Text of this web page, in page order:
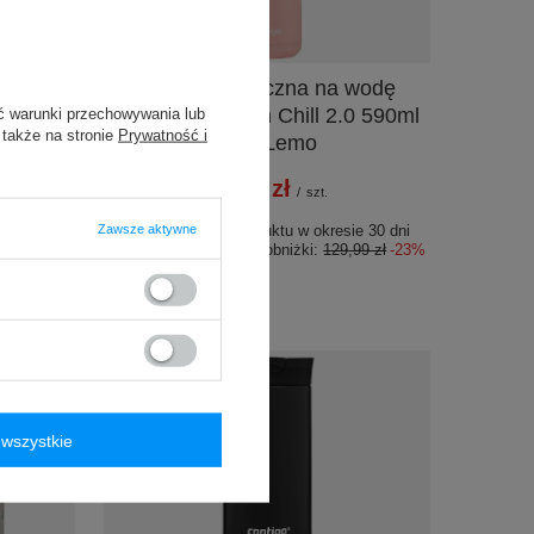
Butelka termiczna na wodę
Contigo Jackson Chill 2.0 590ml
Pink Lemo
99,00 zł / szt.
Najniższa cena produktu w okresie 30 dni
przed wprowadzeniem obniżki:129,99 zł -23%
warunki przechowywania lub
na stronie Prywatność i
Zawsze aktywne